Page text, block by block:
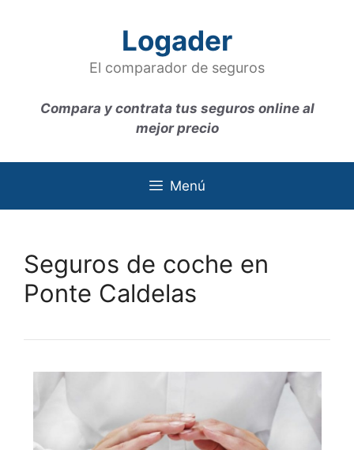
Logader
El comparador de seguros
Compara y contrata tus seguros online al
mejor precio
Menú
Seguros de coche en
Ponte Caldelas